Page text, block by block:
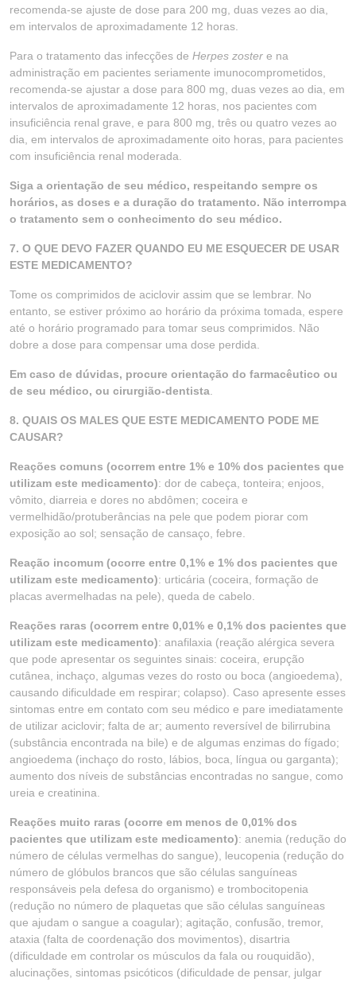
recomenda-se ajuste de dose para 200 mg, duas vezes ao dia,
em intervalos de aproximadamente 12 horas.
Para o tratamento das infecções de Herpes zoster e na
administração em pacientes seriamente imunocomprometidos,
recomenda-se ajustar a dose para 800 mg, duas vezes ao dia, em
intervalos de aproximadamente 12 horas, nos pacientes com
insuficiência renal grave, e para 800 mg, três ou quatro vezes ao
dia, em intervalos de aproximadamente oito horas, para pacientes
com insuficiência renal moderada.
Siga a orientação de seu médico, respeitando sempre os
horários, as doses e a duração do tratamento. Não interrompa
o tratamento sem o conhecimento do seu médico.
7. O QUE DEVO FAZER QUANDO EU ME ESQUECER DE USAR
ESTE MEDICAMENTO?
Tome os comprimidos de aciclovir assim que se lembrar. No
entanto, se estiver próximo ao horário da próxima tomada, espere
até o horário programado para tomar seus comprimidos. Não
dobre a dose para compensar uma dose perdida.
Em caso de dúvidas, procure orientação do farmacêutico ou
de seu médico, ou cirurgião-dentista
8. QUAIS OS MALES QUE ESTE MEDICAMENTO PODE ME
CAUSAR?
Reações comuns (ocorrem entre 1% e 10% dos pacientes que
utilizam este medicamento): dor de cabeça, tonteira; enjoos,
vômito, diarreia e dores no abdômen; coceira e
vermelhidão/protuberâncias na pele que podem piorar com
exposição ao sol; sensação de cansaço, febre.
Reação incomum (ocorre entre 0,1% e 1% dos pacientes que
utilizam este medicamento): urticária (coceira, formação de
placas avermelhadas na pele), queda de cabelo.
Reações raras (ocorrem entre 0,01% e 0,1% dos pacientes que
utilizam este medicamento): anafilaxia (reação alérgica severa
que pode apresentar os seguintes sinais: coceira, erupção
cutânea, inchaço, algumas vezes do rosto ou boca (angioedema),
causando dificuldade em respirar; colapso). Caso apresente esses
sintomas entre em contato com seu médico e pare imediatamente
de utilizar aciclovir; falta de ar; aumento reversível de bilirrubina
(substância encontrada na bile) e de algumas enzimas do fígado;
angioedema (inchaço do rosto, lábios, boca, língua ou garganta);
aumento dos níveis de substâncias encontradas no sangue, como
ureia e creatinina.
Reações muito raras (ocorre em menos de 0,01% dos
pacientes que utilizam este medicamento): anemia (redução do
número de células vermelhas do sangue), leucopenia (redução do
número de glóbulos brancos que são células sanguíneas
responsáveis pela defesa do organismo) e trombocitopenia
(redução no número de plaquetas que são células sanguíneas
que ajudam o sangue a coagular); agitação, confusão, tremor,
ataxia (falta de coordenação dos movimentos), disartria
(dificuldade em controlar os músculos da fala ou rouquidão),
alucinações, sintomas psicóticos (dificuldade de pensar, julgar